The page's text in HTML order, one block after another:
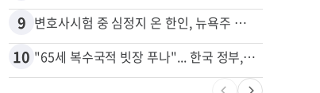
9 변호사시험 중 심정지 온 한인, 뉴욕주 제소
10 "65세 복수국적 빗장 푸나"... 한국 정부, 연령 완화 전면 추진